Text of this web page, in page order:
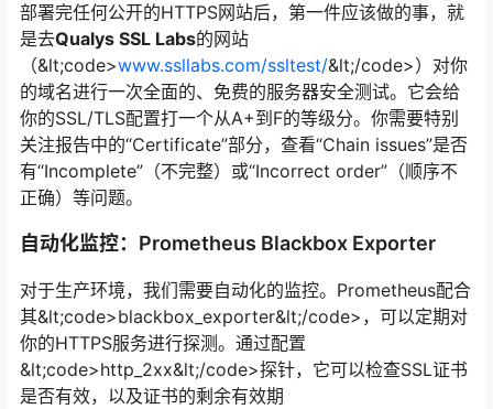
部署完任何公开的HTTPS网站后，第一件应该做的事，就
是去Qualys SSL Labs的网站
（&lt;code>www.ssllabs.com/ssltest/&lt;/code>）对你
的域名进行一次全面的、免费的服务器安全测试。它会给
你的SSL/TLS配置打一个从A+到F的等级分。你需要特别
关注报告中的“Certificate”部分，查看“Chain issues”是否
有“Incomplete”（不完整）或“Incorrect order”（顺序不
正确）等问题。
自动化监控：Prometheus Blackbox Exporter
对于生产环境，我们需要自动化的监控。Prometheus配合
其&lt;code>blackbox_exporter&lt;/code>，可以定期对
你的HTTPS服务进行探测。通过配置
&lt;code>http_2xx&lt;/code>探针，它可以检查SSL证书
是否有效，以及证书的剩余有效期